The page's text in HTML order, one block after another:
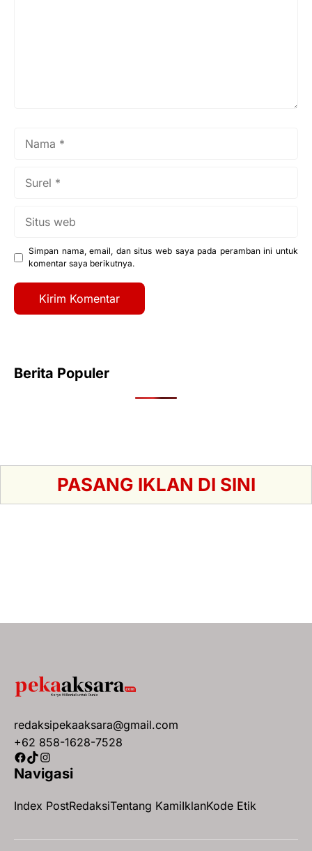
Simpan nama, email, dan situs web saya pada peramban ini untuk
komentar saya berikutnya.
Berita Populer
PASANG IKLAN DI SINI
redaksipekaaksara@gmail.com
+62 858-1628-7528
Facebook
TikTok
Instagram
Navigasi
Index PostRedaksiTentang KamiIklanKode Etik